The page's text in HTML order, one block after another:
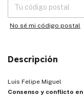
No sé mi código postal
Descripción
Luis Felipe Miguel
Consenso y conflicto